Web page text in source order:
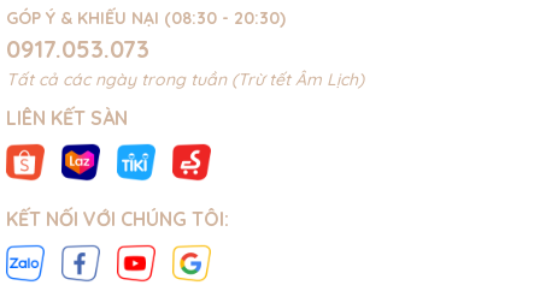
GÓP Ý & KHIẾU NẠI (08:30 - 20:30)
0917.053.073
Tất cả các ngày trong tuần (Trừ tết Âm Lịch)
LIÊN KẾT SÀN
KẾT NỐI VỚI CHÚNG TÔI: